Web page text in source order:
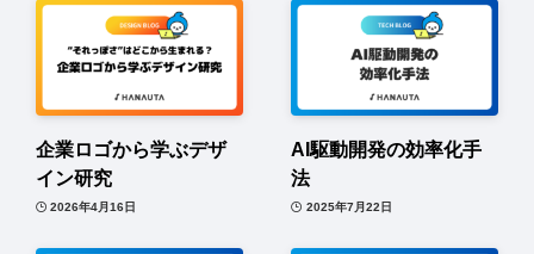
企業ロゴから学ぶデザ
イン研究
2026年4月16日
AI駆動開発の効率化手
法
2025年7月22日